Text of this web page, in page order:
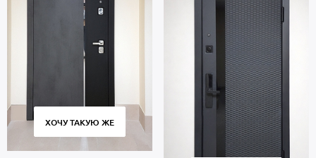
ХОЧУ ТАКУЮ ЖЕ